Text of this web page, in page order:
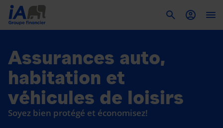
Assurances auto,
habitation et
véhicules de loisirs
Soyez bien protégé et économisez!